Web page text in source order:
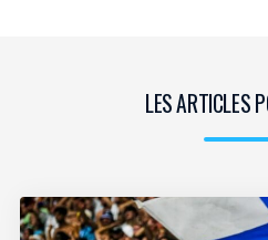
LES ARTICLES